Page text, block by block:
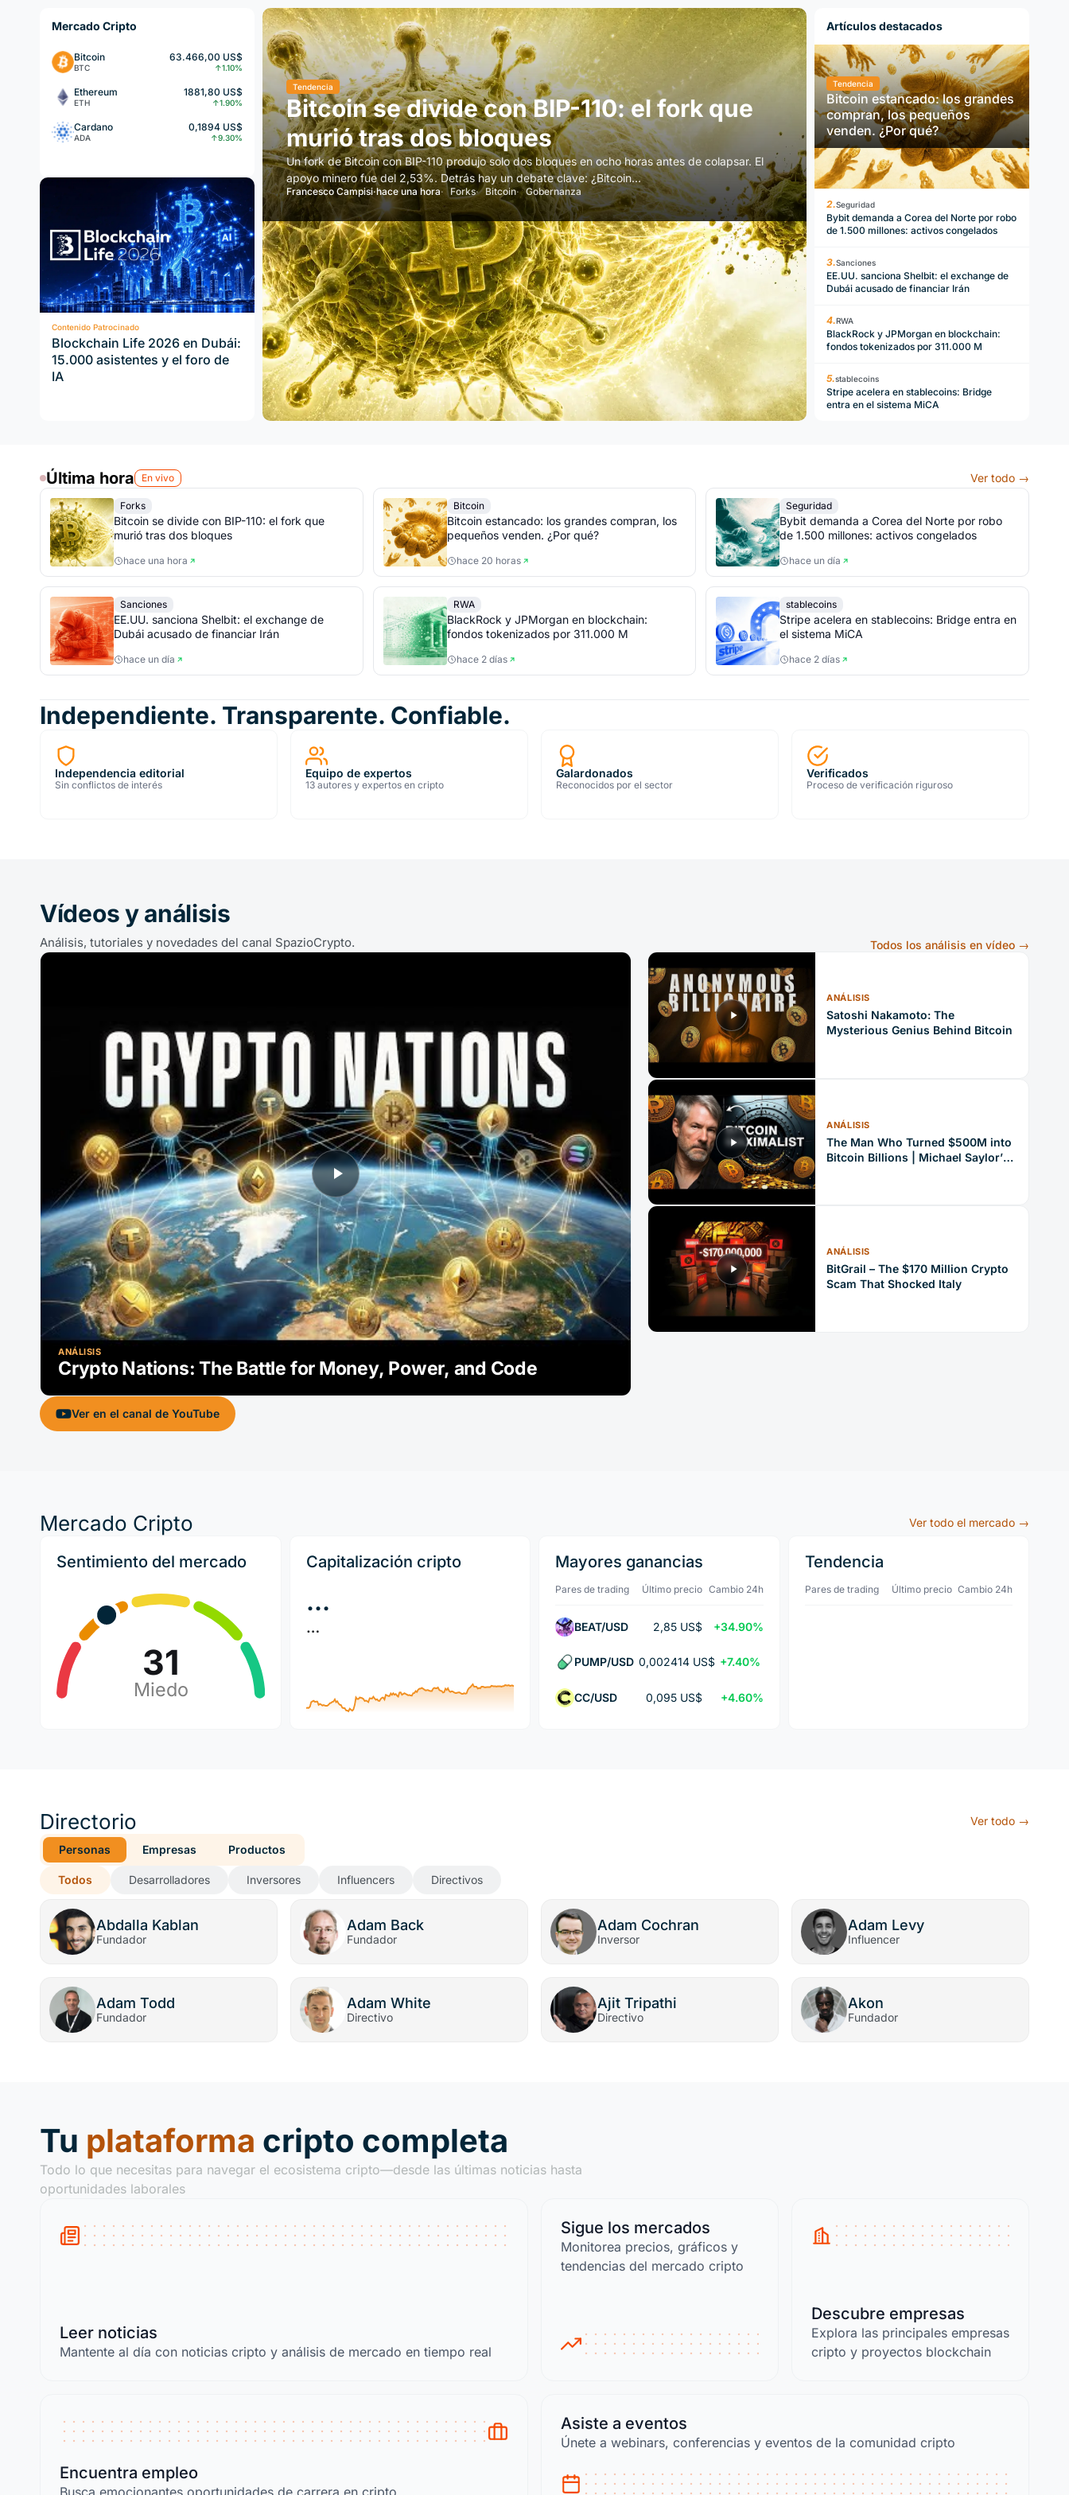
Mercado Cripto
Bitcoin
BTC
63.466,00 US$
↑1.10%
Ethereum
ETH
1881,80 US$
↑1.90%
Cardano
ADA
0,1894 US$
↑9.30%
Contenido Patrocinado
Blockchain Life 2026 en Dubái:
15.000 asistentes y el foro de
IA
Tendencia
Bitcoin se divide con BIP-110: el fork que
murió tras dos bloques
Un fork de Bitcoin con BIP-110 produjo solo dos bloques en ocho horas antes de colapsar. El
apoyo minero fue del 2,53%. Detrás hay un debate clave: ¿Bitcoin…
Francesco Campisi·hace una hora Forks Bitcoin Gobernanza
Artículos destacados
Tendencia
Bitcoin estancado: los grandes
compran, los pequeños
venden. ¿Por qué?
Seguridad
Bybit demanda a Corea del Norte por robo
de 1.500 millones: activos congelados
Sanciones
EE.UU. sanciona Shelbit: el exchange de
Dubái acusado de financiar Irán
RWA
BlackRock y JPMorgan en blockchain:
fondos tokenizados por 311.000 M
stablecoins
Stripe acelera en stablecoins: Bridge
entra en el sistema MiCA
Última hora En vivo Ver todo →
Forks
Bitcoin se divide con BIP-110: el fork que
murió tras dos bloques
hace una hora
Bitcoin
Bitcoin estancado: los grandes compran, los
pequeños venden. ¿Por qué?
hace 20 horas
Seguridad
Bybit demanda a Corea del Norte por robo
de 1.500 millones: activos congelados
hace un día
Sanciones
EE.UU. sanciona Shelbit: el exchange de
Dubái acusado de financiar Irán
hace un día
RWA
BlackRock y JPMorgan en blockchain:
fondos tokenizados por 311.000 M
hace 2 días
stablecoins
Stripe acelera en stablecoins: Bridge entra en
el sistema MiCA
hace 2 días
Independiente. Transparente. Confiable.
Independencia editorial
Sin conflictos de interés
Equipo de expertos
13 autores y expertos en cripto
Galardonados
Reconocidos por el sector
Verificados
Proceso de verificación riguroso
Vídeos y análisis
Análisis, tutoriales y novedades del canal SpazioCrypto. Todos los análisis en vídeo →
ANÁLISIS
Crypto Nations: The Battle for Money, Power, and Code
ANÁLISIS
Satoshi Nakamoto: The
Mysterious Genius Behind Bitcoin
ANÁLISIS
The Man Who Turned $500M into
Bitcoin Billions | Michael Saylor’s
ANÁLISIS
BitGrail – The $170 Million Crypto
Scam That Shocked Italy
Ver en el canal de YouTube
Mercado Cripto Ver todo el mercado →
Sentimiento del mercado
31
Miedo
Capitalización cripto
…
…
Mayores ganancias
Pares de trading Último precio Cambio 24h
BEAT/USD 2,85 US$ +34.90%
PUMP/USD 0,002414 US$ +7.40%
CC/USD 0,095 US$ +4.60%
Tendencia
Pares de trading Último precio Cambio 24h
Directorio Ver todo →
Personas Empresas Productos
Todos Desarrolladores Inversores Influencers Directivos
Abdalla Kablan
Fundador
Adam Back
Fundador
Adam Cochran
Inversor
Adam Levy
Influencer
Adam Todd
Fundador
Adam White
Directivo
Ajit Tripathi
Directivo
Akon
Fundador
Tu plataforma cripto completa
Todo lo que necesitas para navegar el ecosistema cripto—desde las últimas noticias hasta
oportunidades laborales
Leer noticias
Mantente al día con noticias cripto y análisis de mercado en tiempo real
Sigue los mercados
Monitorea precios, gráficos y
tendencias del mercado cripto
Descubre empresas
Explora las principales empresas
cripto y proyectos blockchain
Encuentra empleo
Busca emocionantes oportunidades de carrera en cripto
Asiste a eventos
Únete a webinars, conferencias y eventos de la comunidad cripto